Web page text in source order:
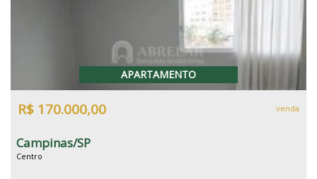
APARTAMENTO
R$ 170.000,00 venda
Campinas/SP
Centro